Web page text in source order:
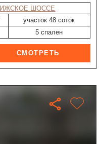
ШОССЕ
участок 48 соток
5 спален